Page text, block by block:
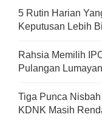
5 Rutin Harian
Keputusan Lebih
Rahsia Memilih
Pulangan Lumayan
Tiga Punca
KDNK Masih